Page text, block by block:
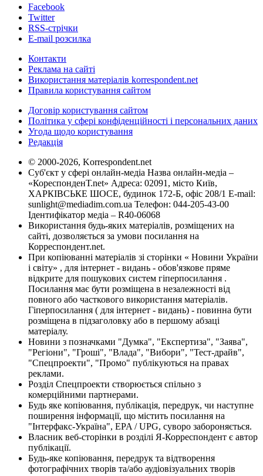
Facebook
Twitter
RSS-стрічки
E-mail розсилка
Контакти
Реклама на сайті
Використання матеріалів korrespondent.net
Правила користування сайтом
Договір користування сайтом
Політика у сфері конфіденційності і персональних даних
Угода щодо користування
Редакція
© 2000-2026, Korrespondent.net
Суб'єкт у сфері онлайн-медіа Назва онлайн-медіа –
«КореспонденТ.net» Адреса: 02091, місто Київ,
ХАРКІВСЬКЕ ШОСЕ, будинок 172-Б, офіс 208/1 E-mail:
sunlight@mediadim.com.ua Телефон: 044-205-43-00
Ідентифікатор медіа – R40-06068
Використання будь-яких матеріалів, розміщених на
сайті, дозволяється за умови посилання на
Корреспондент.net.
При копіюванні матеріалів зі сторінки « Новини України
і світу» , для інтернет - видань - обов'язкове пряме
відкрите для пошукових систем гіперпосилання .
Посилання має бути розміщена в незалежності від
повного або часткового використання матеріалів.
Гіперпосилання ( для інтернет - видань) - повинна бути
розміщена в підзаголовку або в першому абзаці
матеріалу.
Новини з позначками "Думка", "Експертиза", "Заява",
"Регіони", "Гроші", "Влада", "Вибори", "Тест-драйв",
"Спецпроекти", "Промо" публікуються на правах
реклами.
Розділ Спецпроекти створюється спільно з
комерційними партнерами.
Будь яке копіювання, публікація, передрук, чи наступне
поширення інформації, що містить посилання на
"Інтерфакс-Україна", EPA / UPG, суворо забороняється.
Власник веб-сторінки в розділі Я-Корреспондент є автор
публікації.
Будь-яке копіювання, передрук та відтворення
фотографічних творів та/або аудіовізуальних творів